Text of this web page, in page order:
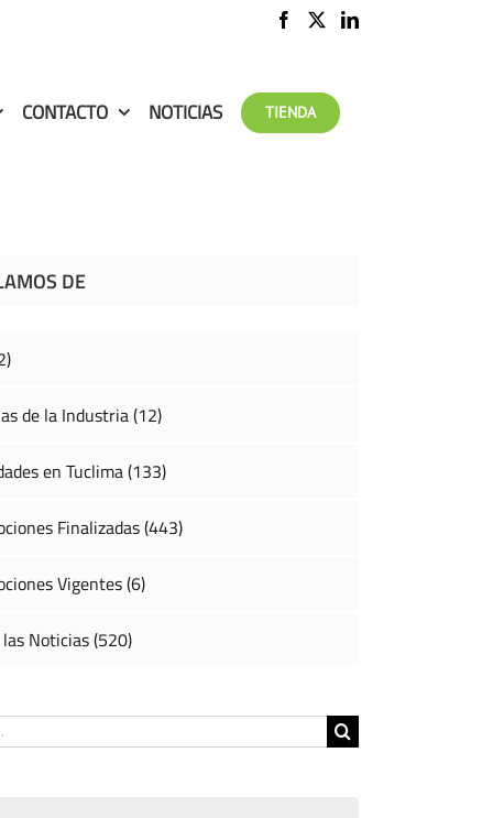
CONTACTO NOTICIAS TIENDA
DE
de la Industria (12)
en Tuclima (133)
Finalizadas (443)
Vigentes (6)
las Noticias (520)